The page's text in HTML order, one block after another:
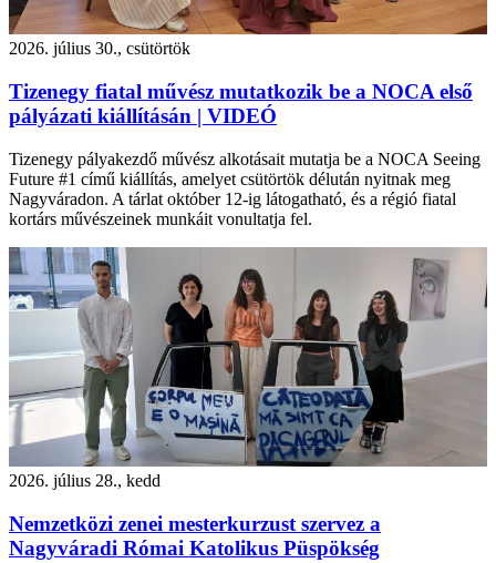
2026. július 30., csütörtök
Tizenegy fiatal művész mutatkozik be a NOCA első
pályázati kiállításán | VIDEÓ
Tizenegy pályakezdő művész alkotásait mutatja be a NOCA Seeing
Future #1 című kiállítás, amelyet csütörtök délután nyitnak meg
Nagyváradon. A tárlat október 12-ig látogatható, és a régió fiatal
kortárs művészeinek munkáit vonultatja fel.
2026. július 28., kedd
Nemzetközi zenei mesterkurzust szervez a
Nagyváradi Római Katolikus Püspökség